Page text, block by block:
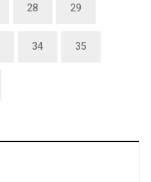
28 29
34 35